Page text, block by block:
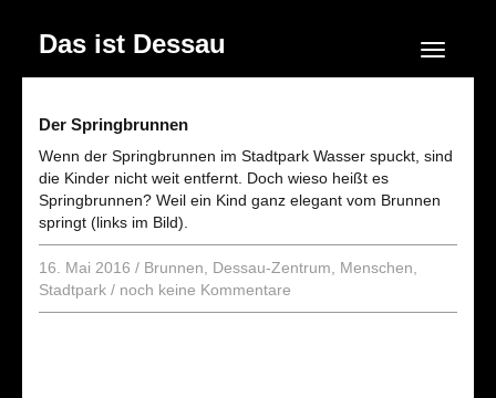
Das ist Dessau Navigation
Der Springbrunnen
Wenn der Springbrunnen im Stadtpark Wasser spuckt, sind
die Kinder nicht weit entfernt. Doch wieso heißt es
Springbrunnen? Weil ein Kind ganz elegant vom Brunnen
springt (links im Bild).
16. Mai 2016 / Brunnen Dessau-Zentrum Menschen
Stadtpark / noch keine Kommentare